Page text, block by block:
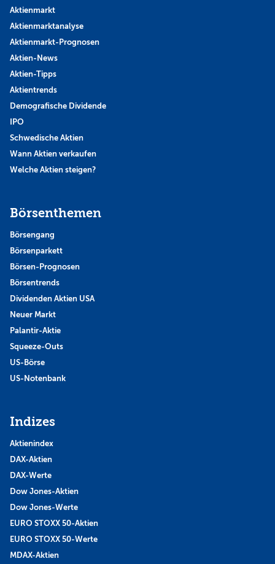
Aktienmarkt
Aktienmarktanalyse
Aktienmarkt-Prognosen
Aktien-News
Aktien-Tipps
Aktientrends
Demografische Dividende
IPO
Schwedische Aktien
Wann Aktien verkaufen
Welche Aktien steigen?
Börsenthemen
Börsengang
Börsenparkett
Börsen-Prognosen
Börsentrends
Dividenden Aktien USA
Neuer Markt
Palantir-Aktie
Squeeze-Outs
US-Börse
US-Notenbank
Indizes
Aktienindex
DAX-Aktien
DAX-Werte
Dow Jones-Aktien
Dow Jones-Werte
EURO STOXX 50-Aktien
EURO STOXX 50-Werte
MDAX-Aktien